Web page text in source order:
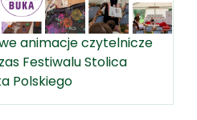
animacje czytelnicze
Festiwalu Stolica
Polskiego